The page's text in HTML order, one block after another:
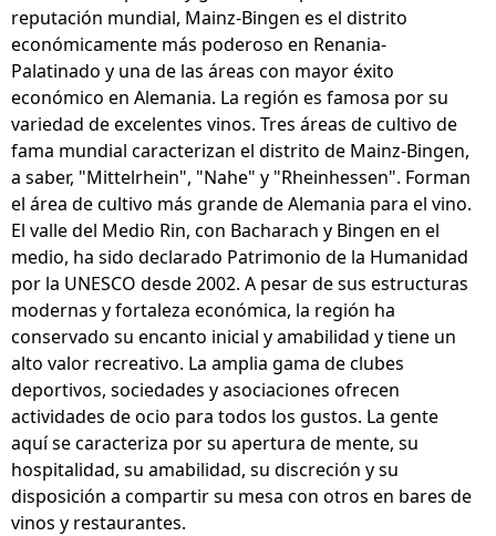
reputación mundial, Mainz-Bingen es el distrito
económicamente más poderoso en Renania-
Palatinado y una de las áreas con mayor éxito
económico en Alemania. La región es famosa por su
variedad de excelentes vinos. Tres áreas de cultivo de
fama mundial caracterizan el distrito de Mainz-Bingen,
a saber, "Mittelrhein", "Nahe" y "Rheinhessen". Forman
el área de cultivo más grande de Alemania para el vino.
El valle del Medio Rin, con Bacharach y Bingen en el
medio, ha sido declarado Patrimonio de la Humanidad
por la UNESCO desde 2002. A pesar de sus estructuras
modernas y fortaleza económica, la región ha
conservado su encanto inicial y amabilidad y tiene un
alto valor recreativo. La amplia gama de clubes
deportivos, sociedades y asociaciones ofrecen
actividades de ocio para todos los gustos. La gente
aquí se caracteriza por su apertura de mente, su
hospitalidad, su amabilidad, su discreción y su
disposición a compartir su mesa con otros en bares de
vinos y restaurantes.